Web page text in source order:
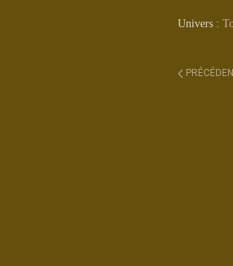
Univers :